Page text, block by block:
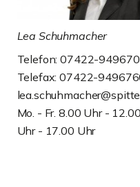
Lea Schuhmacher
Telefon: 07422-949670
Telefax: 07422-
Mo. - Fr. 8.00 Uhr -
Uhr - 17.00 Uhr